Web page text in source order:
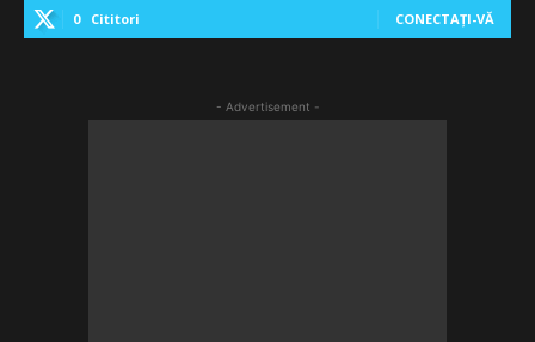
0 Cititori CONECTAȚI-VĂ
- Advertisement -